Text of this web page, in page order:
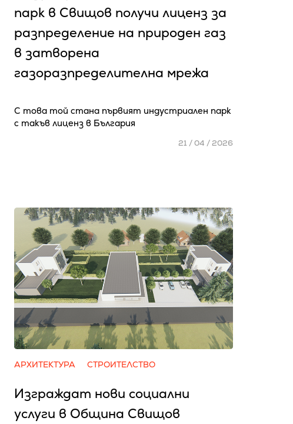
парк в Свищов получи лиценз за
разпределение на природен газ
в затворена
газоразпределителна мрежа
С това той стана първият индустриален парк
с такъв лиценз в България
21 / 04 / 2026
АРХИТЕКТУРА СТРОИТЕЛСТВО
Изграждат нови социални
услуги в Община Свищов